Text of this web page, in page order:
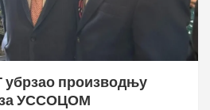
производњу
УССОЦОМ